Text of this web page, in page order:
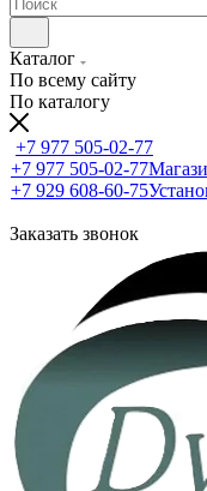
Каталог
По всему сайту
По каталогу
+7 977 505-02-77
+7 977 505-02-77
+7 929 608-60-75
Заказать звонок